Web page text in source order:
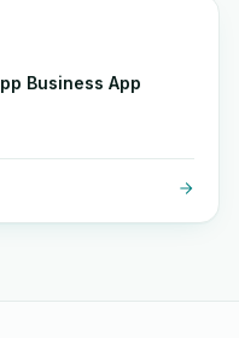
Business App